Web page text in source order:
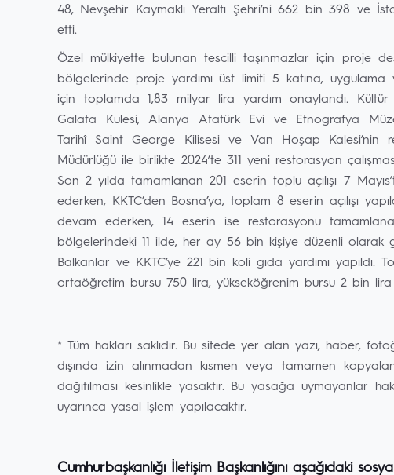
48, Nevşehir Kaymaklı Yeraltı Şehri’ni 662 bin 398 ve
etti.
Özel mülkiyette bulunan tescilli taşınmazlar için proje
bölgelerinde proje yardımı üst limiti 5 katına, uygulama
için toplamda 1,83 milyar lira yardım onaylandı. Kültür
Galata Kulesi, Alanya Atatürk Evi ve Etnografya
Tarihî Saint George Kilisesi ve Van Hoşap Kalesi’nin
Müdürlüğü ile birlikte 2024’te 311 yeni restorasyon
Son 2 yılda tamamlanan 201 eserin toplu açılışı 7
ederken, KKTC’den Bosna’ya, toplam 8 eserin açılışı
devam ederken, 14 eserin ise restorasyonu
bölgelerindeki 11 ilde, her ay 56 bin kişiye düzenli olarak
Balkanlar ve KKTC’ye 221 bin koli gıda yardımı
ortaöğretim bursu 750 lira, yükseköğrenim bursu 2 bin
* Tüm hakları saklıdır. Bu sitede yer alan yazı, haber,
dışında izin alınmadan kısmen veya tamamen
dağıtılması kesinlikle yasaktır. Bu yasağa uymayanlar
uyarınca yasal işlem yapılacaktır.
Cumhurbaşkanlığı İletişim Başkanlığını aşağıdaki